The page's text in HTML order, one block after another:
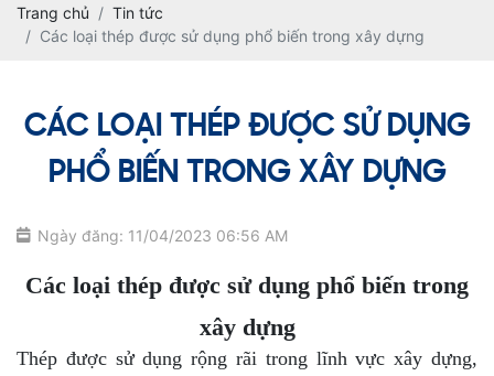
Trang chủ
Tin tức
Các loại thép được sử dụng phổ biến trong xây dựng
CÁC LOẠI THÉP ĐƯỢC SỬ DỤNG
PHỔ BIẾN TRONG XÂY DỰNG
Ngày đăng: 11/04/2023 06:56 AM
Các loại thép được sử dụng phổ biến trong
xây dựng
Thép được sử dụng rộng rãi trong lĩnh vực xây dựng,